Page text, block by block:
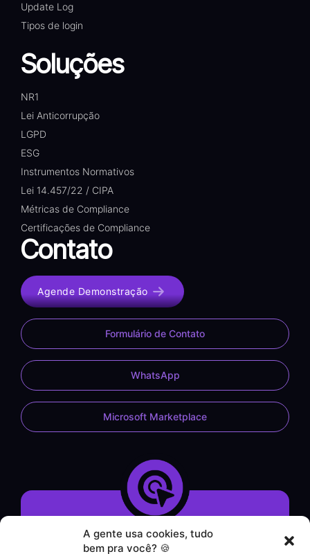
A gente usa cookies, tudo
bem pra você? 🍪
Update Log
Tipos de login
Soluções
NR1
Lei Anticorrupção
LGPD
ESG
Instrumentos Normativos
Lei 14.457/22 / CIPA
Métricas de Compliance
Certificações de Compliance
Contato
Agende Demonstração
Formulário de Contato
WhatsApp
Microsoft Marketplace
Demonstração do Sistema